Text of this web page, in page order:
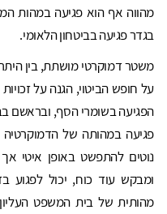
מהווה אף הוא פגיעה במהות
בגדר פגיעה בביטחון הלאומי.
משטר דמוקרטי מושתת, בין
על חופש הביטוי, הגנה על זכויות
הפגיעה בשומרי הסף, ובראשם
פגיעה במהותה של הדמוקרטיה
נוטים להתפשט באופן איטי
ומבקש עוד כוח, יכול לפגוע
מהותית של בית המשפט